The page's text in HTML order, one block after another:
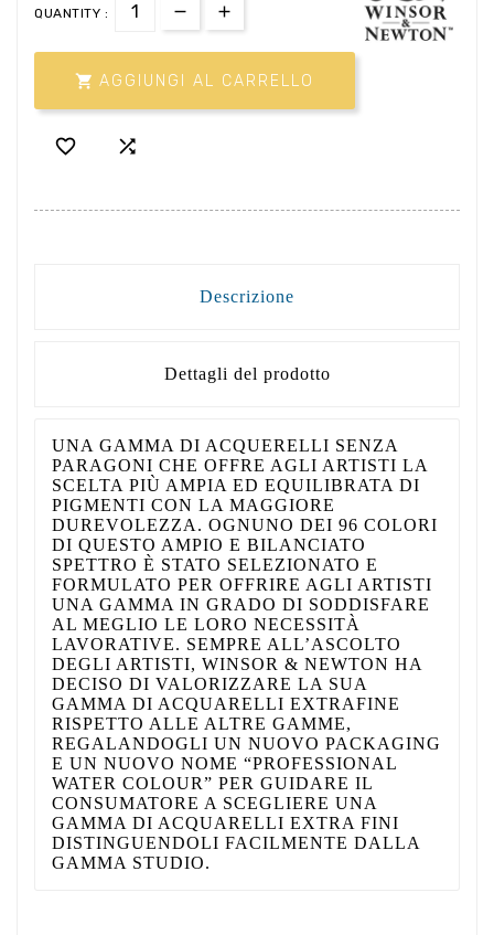
QUANTITY :
 AGGIUNGI AL CARRELLO
 
Descrizione
Dettagli del prodotto
UNA GAMMA DI ACQUERELLI SENZA
PARAGONI CHE OFFRE AGLI ARTISTI LA
SCELTA PIÙ AMPIA ED EQUILIBRATA DI
PIGMENTI CON LA MAGGIORE
DUREVOLEZZA. OGNUNO DEI 96 COLORI
DI QUESTO AMPIO E BILANCIATO
SPETTRO È STATO SELEZIONATO E
FORMULATO PER OFFRIRE AGLI ARTISTI
UNA GAMMA IN GRADO DI SODDISFARE
AL MEGLIO LE LORO NECESSITÀ
LAVORATIVE. SEMPRE ALL’ASCOLTO
DEGLI ARTISTI, WINSOR & NEWTON HA
DECISO DI VALORIZZARE LA SUA
GAMMA DI ACQUARELLI EXTRAFINE
RISPETTO ALLE ALTRE GAMME,
REGALANDOGLI UN NUOVO PACKAGING
E UN NUOVO NOME “PROFESSIONAL
WATER COLOUR” PER GUIDARE IL
CONSUMATORE A SCEGLIERE UNA
GAMMA DI ACQUARELLI EXTRA FINI
DISTINGUENDOLI FACILMENTE DALLA
GAMMA STUDIO.